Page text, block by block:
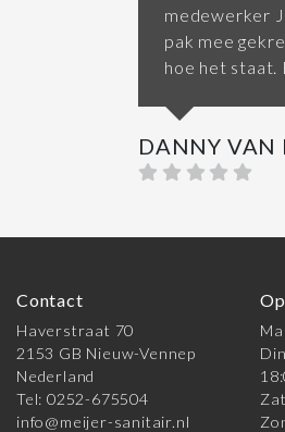
medewerker
pak mee
hoe het staat.
DANNY VAN
Contact
Haverstraat 70
2153 GB Nieuw-Vennep
Nederland
Tel: 0252-675504
info@meijer-sanitair.nl